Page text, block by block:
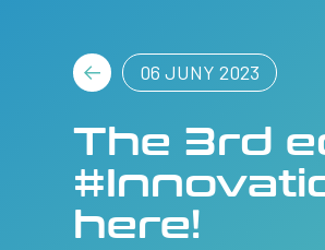
06 JUNY 2023
The 3rd
here!